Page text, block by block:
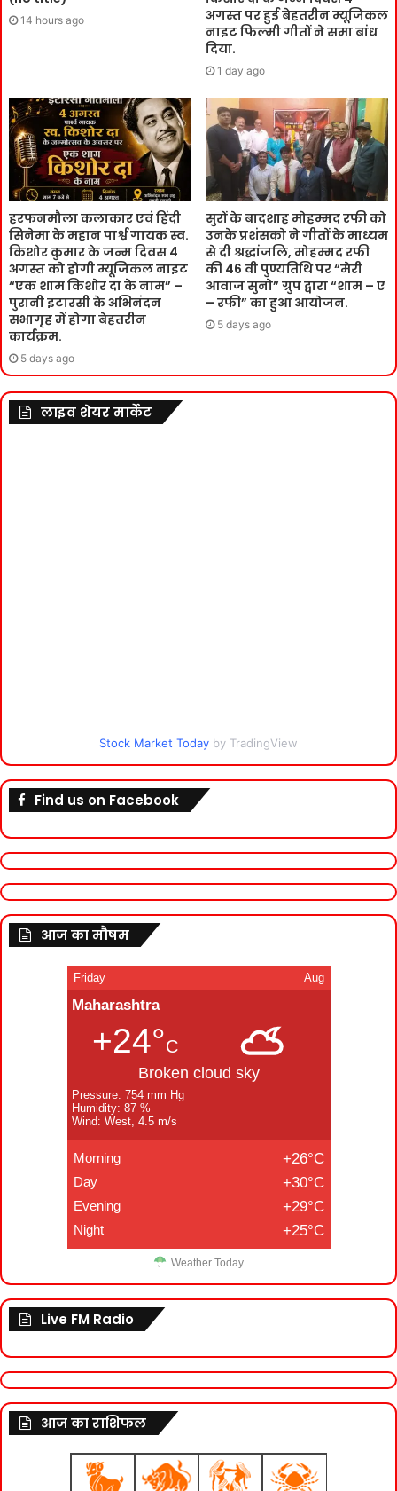
14 hours ago
अगस्त पर हुई बेहतरीन म्यूजिकल
नाइट फिल्मी गीतों ने समा बांध
दिया.
1 day ago
हरफनमौला कलाकार एवं हिंदी
सिनेमा के महान पार्श्व गायक स्व.
किशोर कुमार के जन्म दिवस 4
अगस्त को होगी म्यूजिकल नाइट
“एक शाम किशोर दा के नाम” –
पुरानी इटारसी के अभिनंदन
सभागृह में होगा बेहतरीन
कार्यक्रम.
5 days ago
सुरों के बादशाह मोहम्मद रफी को
उनके प्रशंसको ने गीतों के माध्यम
से दी श्रद्धांजलि, मोहम्मद रफी
की 46 वी पुण्यतिथि पर “मेरी
आवाज सुनो” ग्रुप द्वारा “शाम – ए
– रफी” का हुआ आयोजन.
5 days ago
लाइव शेयर मार्केट
Stock Market Today by TradingView
Find us on Facebook
आज का मौषम
Friday Aug
Maharashtra
+24°C
Broken cloud sky
Pressure: 754 mm Hg
Humidity: 87 %
Wind: West, 4.5 m/s
Morning +26°C
Day +30°C
Evening +29°C
Night +25°C
Weather Today
Live FM Radio
आज का राशिफल